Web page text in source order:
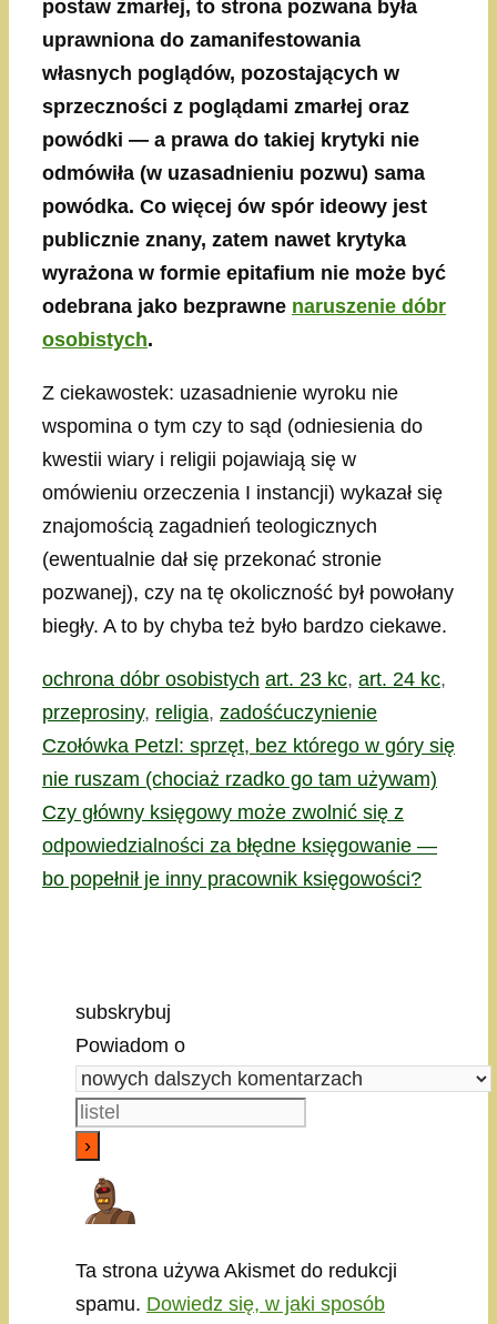
postaw zmarłej, to strona pozwana była
uprawniona do zamanifestowania
własnych poglądów, pozostających w
sprzeczności z poglądami zmarłej oraz
powódki — a prawa do takiej krytyki nie
odmówiła (w uzasadnieniu pozwu) sama
powódka. Co więcej ów spór ideowy jest
publicznie znany, zatem nawet krytyka
wyrażona w formie epitafium nie może być
odebrana jako bezprawne naruszenie dóbr
osobistych.
Z ciekawostek: uzasadnienie wyroku nie
wspomina o tym czy to sąd (odniesienia do
kwestii wiary i religii pojawiają się w
omówieniu orzeczenia I instancji) wykazał się
znajomością zagadnień teologicznych
(ewentualnie dał się przekonać stronie
pozwanej), czy na tę okoliczność był powołany
biegły. A to by chyba też było bardzo ciekawe.
Kategorie
ochrona dóbr osobistych Tagi
art. 23 kc, art. 24 kc,
przeprosiny, religia, zadośćuczynienie
Czołówka Petzl: sprzęt, bez którego w góry się
nie ruszam (chociaż rzadko go tam używam)
Czy główny księgowy może zwolnić się z
odpowiedzialności za błędne księgowanie —
bo popełnił je inny pracownik księgowości?
subskrybuj
Powiadom o
Ta strona używa Akismet do redukcji
spamu. Dowiedz się, w jaki sposób